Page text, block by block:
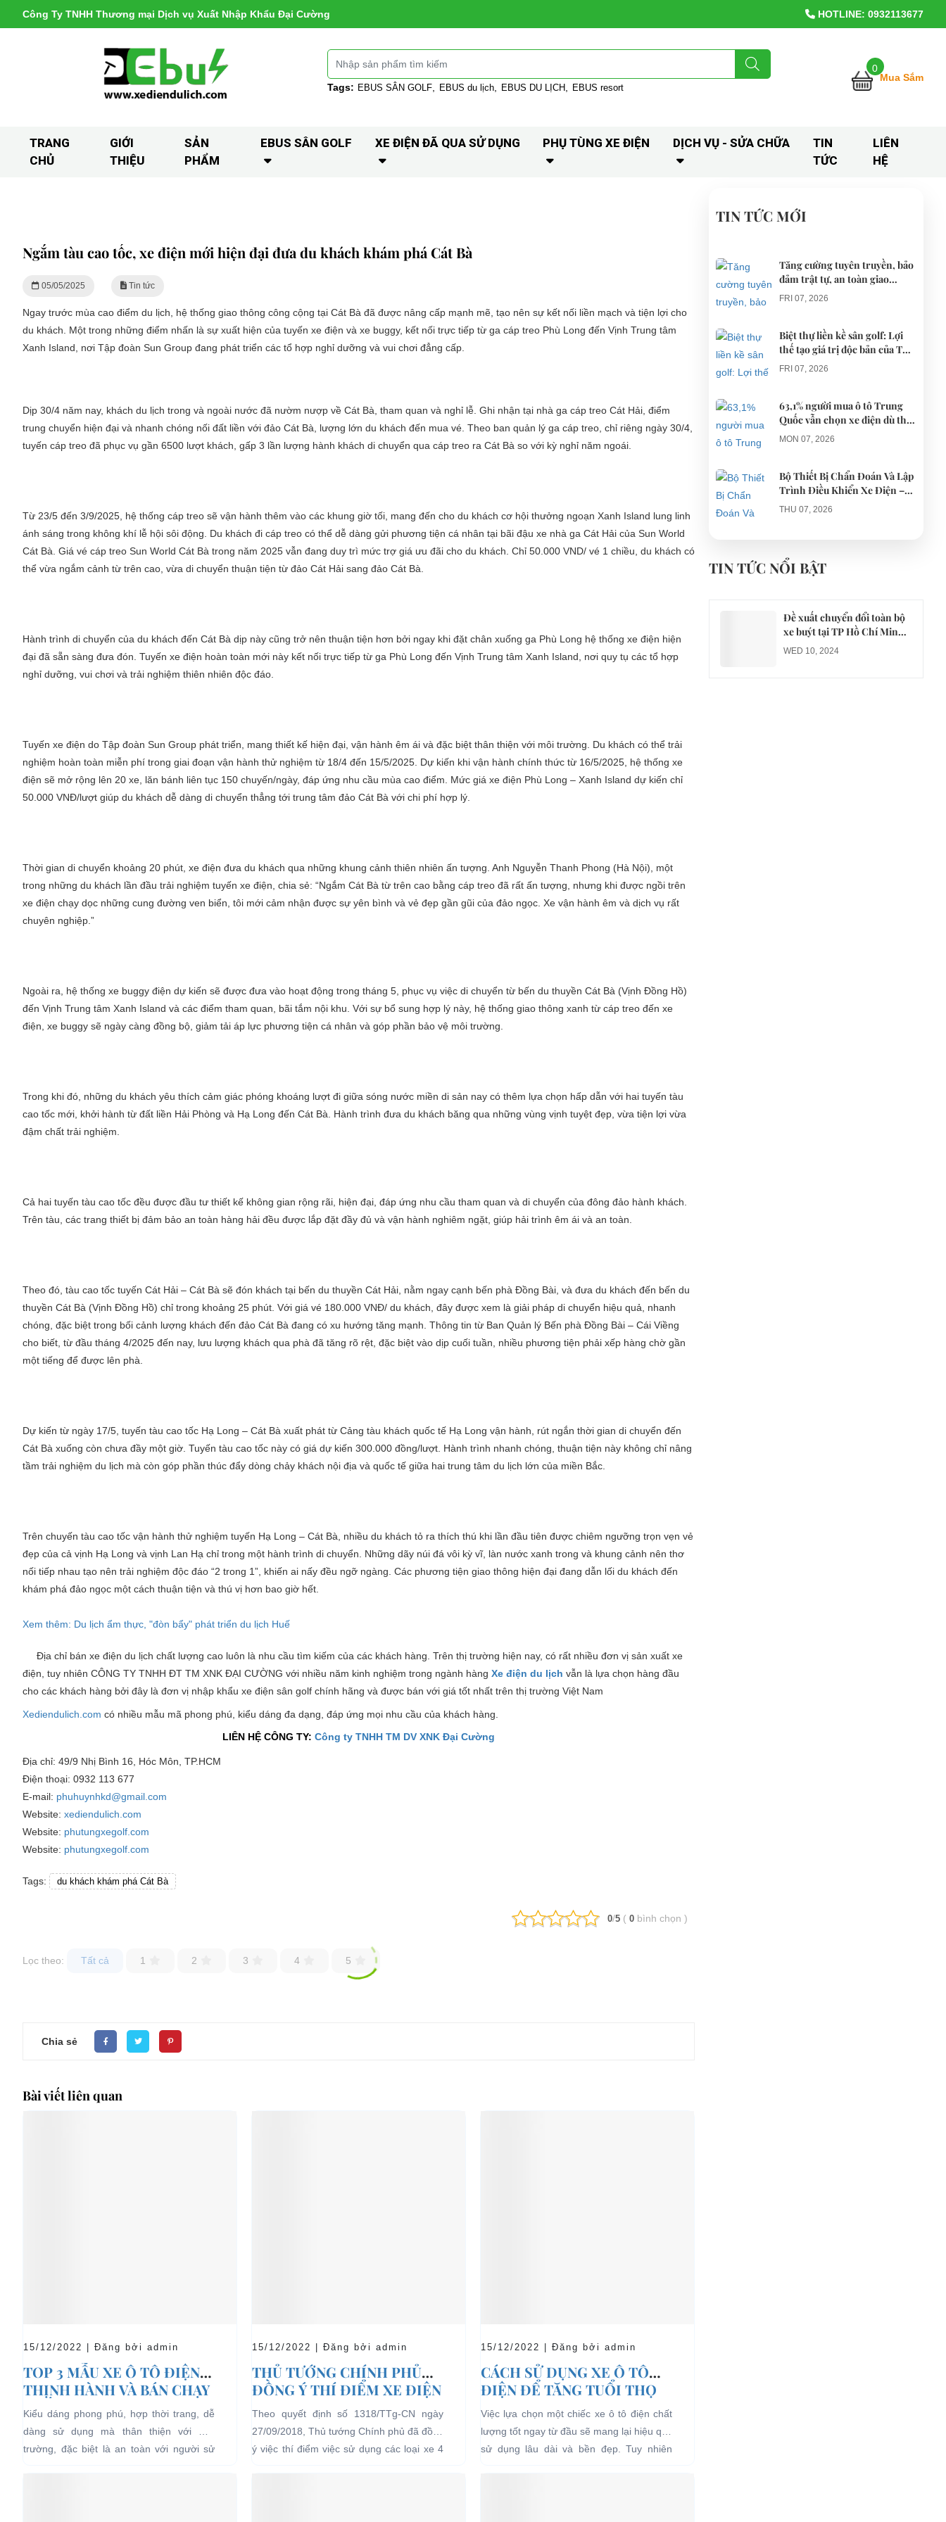
Công Ty TNHH Thương mại Dịch vụ Xuất Nhập Khẩu Đại Cường HOTLINE: 0932113677
Tags: EBUS SÂN GOLF EBUS du lịch EBUS DU LỊCH EBUS resort
0
Mua Sắm
TRANG
CHỦ
GIỚI
THIỆU
SẢN
PHẨM
EBUS SÂN GOLF XE ĐIỆN ĐÃ QUA SỬ DỤNG PHỤ TÙNG XE ĐIỆN DỊCH VỤ - SỬA CHỮA
TIN
TỨC
LIÊN
HỆ
Ngắm tàu cao tốc, xe điện mới hiện đại đưa du khách khám phá Cát Bà
05/05/2025 Tin tức
Ngay trước mùa cao điểm du lịch, hệ thống giao thông công cộng tại Cát Bà đã được nâng cấp mạnh mẽ, tạo nên sự kết nối liền mạch và tiện lợi cho
du khách. Một trong những điểm nhấn là sự xuất hiện của tuyến xe điện và xe buggy, kết nối trực tiếp từ ga cáp treo Phù Long đến Vịnh Trung tâm
Xanh Island, nơi Tập đoàn Sun Group đang phát triển các tổ hợp nghỉ dưỡng và vui chơi đẳng cấp.
Dịp 30/4 năm nay, khách du lịch trong và ngoài nước đã nườm nượp về Cát Bà, tham quan và nghỉ lễ. Ghi nhận tại nhà ga cáp treo Cát Hải, điểm
trung chuyển hiện đại và nhanh chóng nối đất liền với đảo Cát Bà, lượng lớn du khách đến mua vé. Theo ban quản lý ga cáp treo, chỉ riêng ngày 30/4,
tuyến cáp treo đã phục vụ gần 6500 lượt khách, gấp 3 lần lượng hành khách di chuyển qua cáp treo ra Cát Bà so với kỳ nghỉ năm ngoái.
Từ 23/5 đến 3/9/2025, hệ thống cáp treo sẽ vận hành thêm vào các khung giờ tối, mang đến cho du khách cơ hội thưởng ngoạn Xanh Island lung linh
ánh sáng trong không khí lễ hội sôi động. Du khách đi cáp treo có thể dễ dàng gửi phương tiện cá nhân tại bãi đậu xe nhà ga Cát Hải của Sun World
Cát Bà. Giá vé cáp treo Sun World Cát Bà trong năm 2025 vẫn đang duy trì mức trợ giá ưu đãi cho du khách. Chỉ 50.000 VND/ vé 1 chiều, du khách có
thể vừa ngắm cảnh từ trên cao, vừa di chuyển thuận tiện từ đảo Cát Hải sang đảo Cát Bà.
Hành trình di chuyển của du khách đến Cát Bà dịp này cũng trở nên thuận tiện hơn bởi ngay khi đặt chân xuống ga Phù Long hệ thống xe điện hiện
đại đã sẵn sàng đưa đón. Tuyến xe điện hoàn toàn mới này kết nối trực tiếp từ ga Phù Long đến Vịnh Trung tâm Xanh Island, nơi quy tụ các tổ hợp
nghỉ dưỡng, vui chơi và trải nghiệm thiên nhiên độc đáo.
Tuyến xe điện do Tập đoàn Sun Group phát triển, mang thiết kế hiện đại, vận hành êm ái và đặc biệt thân thiện với môi trường. Du khách có thể trải
nghiệm hoàn toàn miễn phí trong giai đoạn vận hành thử nghiệm từ 18/4 đến 15/5/2025. Dự kiến khi vận hành chính thức từ 16/5/2025, hệ thống xe
điện sẽ mở rộng lên 20 xe, lăn bánh liên tục 150 chuyến/ngày, đáp ứng nhu cầu mùa cao điểm. Mức giá xe điện Phù Long – Xanh Island dự kiến chỉ
50.000 VNĐ/lượt giúp du khách dễ dàng di chuyển thẳng tới trung tâm đảo Cát Bà với chi phí hợp lý.
Thời gian di chuyển khoảng 20 phút, xe điện đưa du khách qua những khung cảnh thiên nhiên ấn tượng. Anh Nguyễn Thanh Phong (Hà Nội), một
trong những du khách lần đầu trải nghiệm tuyến xe điện, chia sẻ: “Ngắm Cát Bà từ trên cao bằng cáp treo đã rất ấn tượng, nhưng khi được ngồi trên
xe điện chạy dọc những cung đường ven biển, tôi mới cảm nhận được sự yên bình và vẻ đẹp gần gũi của đảo ngọc. Xe vận hành êm và dịch vụ rất
chuyên nghiệp.”
Ngoài ra, hệ thống xe buggy điện dự kiến sẽ được đưa vào hoạt động trong tháng 5, phục vụ việc di chuyển từ bến du thuyền Cát Bà (Vịnh Đồng Hồ)
đến Vịnh Trung tâm Xanh Island và các điểm tham quan, bãi tắm nội khu. Với sự bổ sung hợp lý này, hệ thống giao thông xanh từ cáp treo đến xe
điện, xe buggy sẽ ngày càng đồng bộ, giảm tải áp lực phương tiện cá nhân và góp phần bảo vệ môi trường.
Trong khi đó, những du khách yêu thích cảm giác phóng khoáng lượt đi giữa sóng nước miền di sản nay có thêm lựa chọn hấp dẫn với hai tuyến tàu
cao tốc mới, khởi hành từ đất liền Hải Phòng và Hạ Long đến Cát Bà. Hành trình đưa du khách băng qua những vùng vịnh tuyệt đẹp, vừa tiện lợi vừa
đậm chất trải nghiệm.
Cả hai tuyến tàu cao tốc đều được đầu tư thiết kế không gian rộng rãi, hiện đại, đáp ứng nhu cầu tham quan và di chuyển của đông đảo hành khách.
Trên tàu, các trang thiết bị đảm bảo an toàn hàng hải đều được lắp đặt đầy đủ và vận hành nghiêm ngặt, giúp hải trình êm ái và an toàn.
Theo đó, tàu cao tốc tuyến Cát Hải – Cát Bà sẽ đón khách tại bến du thuyền Cát Hải, nằm ngay cạnh bến phà Đồng Bài, và đưa du khách đến bến du
thuyền Cát Bà (Vịnh Đồng Hồ) chỉ trong khoảng 25 phút. Với giá vé 180.000 VNĐ/ du khách, đây được xem là giải pháp di chuyển hiệu quả, nhanh
chóng, đặc biệt trong bối cảnh lượng khách đến đảo Cát Bà đang có xu hướng tăng mạnh. Thông tin từ Ban Quản lý Bến phà Đồng Bài – Cái Viềng
cho biết, từ đầu tháng 4/2025 đến nay, lưu lượng khách qua phà đã tăng rõ rệt, đặc biệt vào dịp cuối tuần, nhiều phương tiện phải xếp hàng chờ gần
một tiếng để được lên phà.
Dự kiến từ ngày 17/5, tuyến tàu cao tốc Hạ Long – Cát Bà xuất phát từ Cảng tàu khách quốc tế Hạ Long vận hành, rút ngắn thời gian di chuyển đến
Cát Bà xuống còn chưa đầy một giờ. Tuyến tàu cao tốc này có giá dự kiến 300.000 đồng/lượt. Hành trình nhanh chóng, thuận tiện này không chỉ nâng
tầm trải nghiệm du lịch mà còn góp phần thúc đẩy dòng chảy khách nội địa và quốc tế giữa hai trung tâm du lịch lớn của miền Bắc.
Trên chuyến tàu cao tốc vận hành thử nghiệm tuyến Hạ Long – Cát Bà, nhiều du khách tỏ ra thích thú khi lần đầu tiên được chiêm ngưỡng trọn vẹn vẻ
đẹp của cả vịnh Hạ Long và vịnh Lan Hạ chỉ trong một hành trình di chuyển. Những dãy núi đá vôi kỳ vĩ, làn nước xanh trong và khung cảnh nên thơ
nối tiếp nhau tạo nên trải nghiệm độc đáo “2 trong 1”, khiến ai nấy đều ngỡ ngàng. Các phương tiện giao thông hiện đại đang dẫn lối du khách đến
khám phá đảo ngọc một cách thuận tiện và thú vị hơn bao giờ hết.
Xem thêm: Du lịch ẩm thực, "đòn bẩy" phát triển du lịch Huế
Địa chỉ bán xe điện du lịch chất lượng cao luôn là nhu cầu tìm kiếm của các khách hàng. Trên thị trường hiện nay, có rất nhiều đơn vị sản xuất xe
điện, tuy nhiên CÔNG TY TNHH ĐT TM XNK ĐẠI CƯỜNG với nhiều năm kinh nghiệm trong ngành hàng Xe điện du lịch vẫn là lựa chọn hàng đầu
cho các khách hàng bởi đây là đơn vị nhập khẩu xe điện sân golf chính hãng và được bán với giá tốt nhất trên thị trường Việt Nam
Xediendulich.com có nhiều mẫu mã phong phú, kiểu dáng đa dạng, đáp ứng mọi nhu cầu của khách hàng.
LIÊN HỆ CÔNG TY: Công ty TNHH TM DV XNK Đại Cường
Địa chỉ: 49/9 Nhị Bình 16, Hóc Môn, TP.HCM
Điện thoại: 0932 113 677
E-mail: phuhuynhkd@gmail.com
Website: xediendulich.com
Website: phutungxegolf.com
Website: phutungxegolf.com
Tags: du khách khám phá Cát Bà
0/5 ( 0 bình chọn )
Lọc theo: Tất cả 1 2 3 4 5
Chia sẻ
Bài viết liên quan
15/12/2022 | Đăng bởi admin
TOP 3 MẪU XE Ô TÔ ĐIỆN
THỊNH HÀNH VÀ BÁN CHẠY
NHẤT HIỆN NAY
Kiểu dáng phong phú, hợp thời trang, dễ
dàng sử dụng mà thân thiện với môi
trường, đặc biệt là an toàn với người sử
15/12/2022 | Đăng bởi admin
THỦ TƯỚNG CHÍNH PHỦ
ĐỒNG Ý THÍ ĐIỂM XE ĐIỆN
04 BÁNH CHỞ KHÁCH DU
LỊCH TẠI CÁC KHU VỰC
HẠN CHẾ
Theo quyết định số 1318/TTg-CN ngày
27/09/2018, Thủ tướng Chính phủ đã đồng
ý việc thí điểm việc sử dụng các loại xe 4
15/12/2022 | Đăng bởi admin
CÁCH SỬ DỤNG XE Ô TÔ
ĐIỆN ĐỂ TĂNG TUỔI THỌ
CHO XE
Việc lựa chọn một chiếc xe ô tô điện chất
lượng tốt ngay từ đầu sẽ mang lại hiệu quả
sử dụng lâu dài và bền đẹp. Tuy nhiên
TIN TỨC MỚI
Tăng cường tuyên truyền, bảo
đảm trật tự, an toàn giao
thông khi thí điểm xe điện 4
bánh phục vụ du lịch
FRI 07, 2026
Biệt thự liền kề sân golf: Lợi
thế tạo giá trị độc bản của The
AGULA Tây Ninh
FRI 07, 2026
63,1% người mua ô tô Trung
Quốc vẫn chọn xe điện dù thị
trường tháng 7 hạ nhiệt
MON 07, 2026
Bộ Thiết Bị Chẩn Đoán Và Lập
Trình Điều Khiển Xe Điện –
Giải Pháp Bảo Trì Chuyên
Nghiệp
THU 07, 2026
điện du lịch gây gổ khi đón du
khách ở Quy Nhơn
TIN TỨC NỔI BẬT
Đề xuất chuyển đổi toàn bộ
xe buýt tại TP Hồ Chí Minh
sang xe điện từ năm 2026
WED 10, 2024